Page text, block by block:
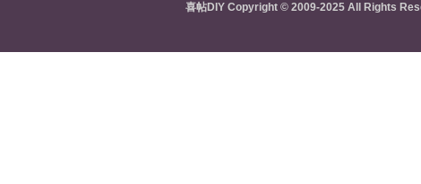
喜帖DIY Copyright © 2009-2025 All Rights